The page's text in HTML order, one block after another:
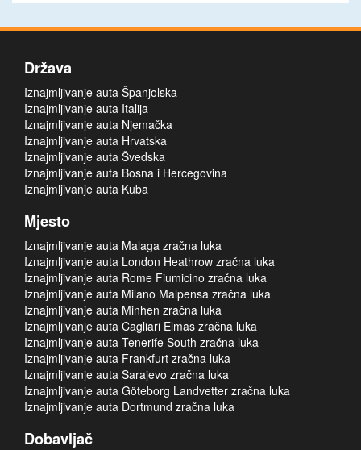
Država
Iznajmljivanje auta Španjolska
Iznajmljivanje auta Italija
Iznajmljivanje auta Njemačka
Iznajmljivanje auta Hrvatska
Iznajmljivanje auta Švedska
Iznajmljivanje auta Bosna i Hercegovina
Iznajmljivanje auta Kuba
Mjesto
Iznajmljivanje auta Malaga zračna luka
Iznajmljivanje auta London Heathrow zračna luka
Iznajmljivanje auta Rome Fiumicino zračna luka
Iznajmljivanje auta Milano Malpensa zračna luka
Iznajmljivanje auta Minhen zračna luka
Iznajmljivanje auta Cagliari Elmas zračna luka
Iznajmljivanje auta Tenerife South zračna luka
Iznajmljivanje auta Frankfurt zračna luka
Iznajmljivanje auta Sarajevo zračna luka
Iznajmljivanje auta Göteborg Landvetter zračna luka
Iznajmljivanje auta Dortmund zračna luka
Dobavljač